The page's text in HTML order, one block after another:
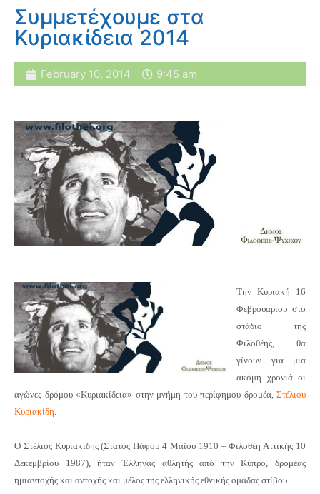
Συμμετέχουμε στα
Κυριακίδεια 2014
February 10, 2014 9:45 am
Την Κυριακή 16
Φεβρουαρίου στο
στάδιο της
Φιλοθέης, θα
γίνουν για μια
ακόμη χρονιά οι
αγώνες δρόμου «Κυριακίδεια» στην μνήμη του περίφημου δρομέα, Στέλιου
Κυριακίδη
Ο Στέλιος Κυριακίδης (Στατός Πάφου 4 Μαΐου 1910 – Φιλοθέη Αττικής 10
Δεκεμβρίου 1987), ήταν Έλληνας αθλητής από την Κύπρο, δρομέας
ημιαντοχής και αντοχής και μέλος της ελληνικής εθνικής ομάδας στίβου.